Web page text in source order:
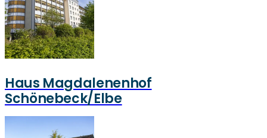
Haus Magdalenenhof
Schönebeck/Elbe